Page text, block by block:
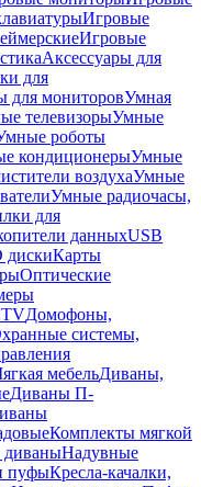
Игровые
Игровые
Аксессуары для
для
для мониторовУмная
телевизорыУмные
роботы
кондиционерыУмные
воздухаУмные
Умные радиочасы,
для
данныхUSB
дискиКарты
Оптические
Домофоны,
системы,
мебельДиваны,
Диваны П-
Комплекты мягкой
диваныНадувные
пуфыКресла-качалки,